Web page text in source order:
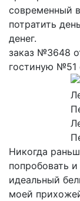
современный
потратить
денег.
заказ №3648
гостиную №51
Никогда
попробовать
идеальный
моей